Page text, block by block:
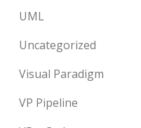
UML
Uncategorized
Visual Paradigm
VP Pipeline